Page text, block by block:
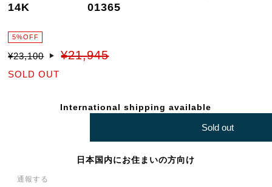
14K 01365
5%OFF
¥23,100 ¥21,945
SOLD OUT
International shipping available
Sold out
日本国内にお住まいの方向け
通報する